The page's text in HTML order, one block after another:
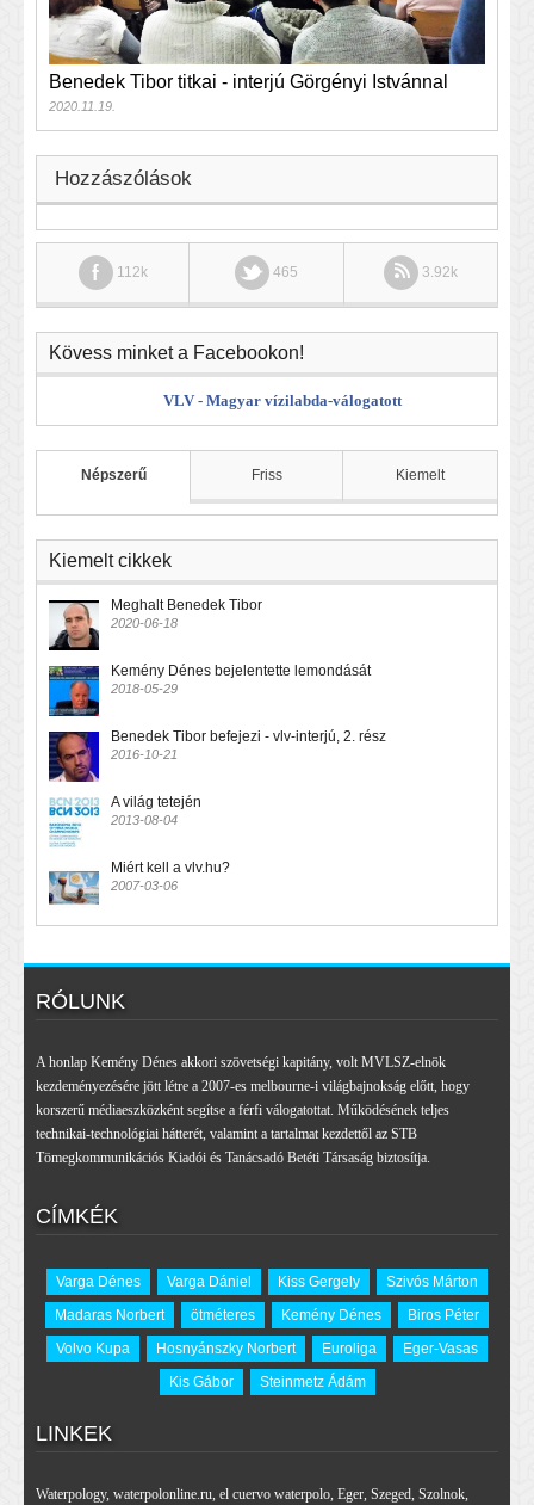
Benedek Tibor titkai - interjú Görgényi Istvánnal
2020.11.19.
Hozzászólások
112k 465 3.92k
Kövess minket a Facebookon!
VLV - Magyar vízilabda-válogatott
Népszerű Friss Kiemelt
Kiemelt cikkek
Meghalt Benedek Tibor
2020-06-18
Kemény Dénes bejelentette lemondását
2018-05-29
Benedek Tibor befejezi - vlv-interjú, 2. rész
2016-10-21
A világ tetején
2013-08-04
Miért kell a vlv.hu?
2007-03-06
RÓLUNK
A honlap Kemény Dénes akkori szövetségi kapitány, volt MVLSZ-elnök
kezdeményezésére jött létre a 2007-es melbourne-i világbajnokság előtt, hogy
korszerű médiaeszközként segítse a férfi válogatottat. Működésének teljes
technikai-technológiai hátterét, valamint a tartalmat kezdettől az STB
Tömegkommunikációs Kiadói és Tanácsadó Betéti Társaság biztosítja.
CÍMKÉK
Varga Dénes Varga Dániel Kiss Gergely
Szivós Márton
Madaras Norbert
ötméteres Kemény Dénes
Biros Péter
Volvo Kupa
Hosnyánszky Norbert Euroliga
Eger-Vasas
Kis Gábor
Steinmetz Ádám
LINKEK
Waterpology, waterpolonline.ru, el cuervo waterpolo, Eger, Szeged, Szolnok,